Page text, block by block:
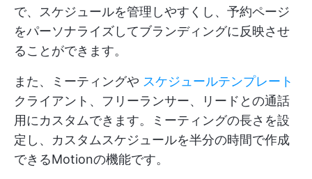
で、スケジュールを管理しやすくし、予約ページ
をパーソナライズしてブランディングに反映させ
ることができます。
また、ミーティングや スケジュールテンプレート
クライアント、フリーランサー、リードとの通話
用にカスタムできます。ミーティングの長さを設
定し、カスタムスケジュールを半分の時間で作成
できるMotionの機能です。